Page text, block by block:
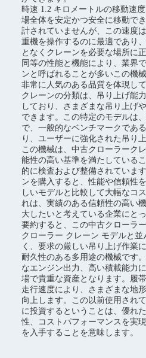
時速 1.2 キロメートルの移動速
場全体を安定かつ安全に移動で
計されていませんが、この速度
重機を操作するのに最適であり
となくクレーンを必要な場所に
同等の性能と機能により、業界
ンと呼ばれることが多いこの機
非常に人気のある品質を体現し
クレーンの分類は、吊り上げ能
しており、さまざまな吊り上げ
できます。この特定のモデルは
で、一般的なベンチマークであ
り、ユーザーに強化された吊り
この機械は、中古クローラーク
能性の高い基準を満たしている
的に検査および整備されていま
ンを購入すると、性能や信頼性
しいモデルと比較して大幅なコ
れは、実績のある信頼性の高い
大したいと考えている企業にと
要約すると、この中古クローラ
クローラー クレーン モデルと
く、要求の厳しい吊り上げ作業
耐久性のある多用途の機械です
なエンジン出力、高い積載能力
場で貴重な資産となります。履
走行速度により、さまざまな地
向上します。この以前使用され
に投資するということは、優れ
性、コストパフォーマンスを実
を入手することを意味します。